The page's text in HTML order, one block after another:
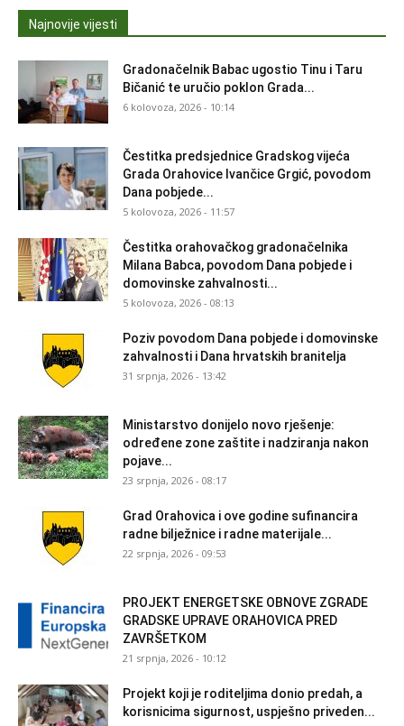
Najnovije vijesti
Gradonačelnik Babac ugostio Tinu i Taru
Bičanić te uručio poklon Grada...
6 kolovoza, 2026 - 10:14
Čestitka predsjednice Gradskog vijeća
Grada Orahovice Ivančice Grgić, povodom
Dana pobjede...
5 kolovoza, 2026 - 11:57
Čestitka orahovačkog gradonačelnika
Milana Babca, povodom Dana pobjede i
domovinske zahvalnosti...
5 kolovoza, 2026 - 08:13
Poziv povodom Dana pobjede i domovinske
zahvalnosti i Dana hrvatskih branitelja
31 srpnja, 2026 - 13:42
Ministarstvo donijelo novo rješenje:
određene zone zaštite i nadziranja nakon
pojave...
23 srpnja, 2026 - 08:17
Grad Orahovica i ove godine sufinancira
radne bilježnice i radne materijale...
22 srpnja, 2026 - 09:53
PROJEKT ENERGETSKE OBNOVE ZGRADE
GRADSKE UPRAVE ORAHOVICA PRED
ZAVRŠETKOM
21 srpnja, 2026 - 10:12
Projekt koji je roditeljima donio predah, a
korisnicima sigurnost, uspješno priveden...